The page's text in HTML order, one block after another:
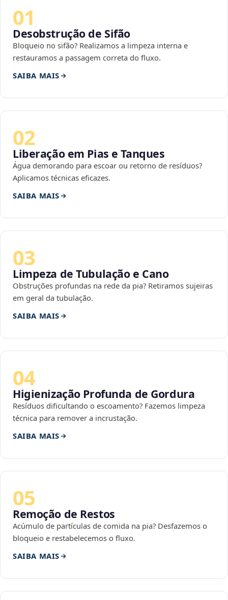
01
Desobstrução de Sifão
Bloqueio no sifão? Realizamos a limpeza interna e
restauramos a passagem correta do fluxo.
SAIBA MAIS
02
Liberação em Pias e Tanques
Água demorando para escoar ou retorno de resíduos?
Aplicamos técnicas eficazes.
SAIBA MAIS
03
Limpeza de Tubulação e Cano
Obstruções profundas na rede da pia? Retiramos sujeiras
em geral da tubulação.
SAIBA MAIS
04
Higienização Profunda de Gordura
Resíduos dificultando o escoamento? Fazemos limpeza
técnica para remover a incrustação.
SAIBA MAIS
05
Remoção de Restos
Acúmulo de partículas de comida na pia? Desfazemos o
bloqueio e restabelecemos o fluxo.
SAIBA MAIS